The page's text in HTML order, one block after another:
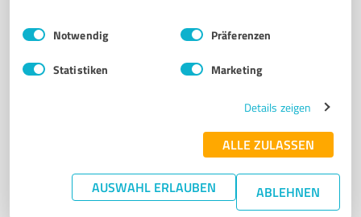
Impressum Datenschutzbestimmungen
Einwilligungsauswahl
Notwendig Präferenzen
Statistiken Marketing
Details zeigen
ALLE ZULASSEN
AUSWAHL ERLAUBEN ABLEHNEN
8Bewertungen (1 Quelle)
Bildung, Ausbildung & Weiterbildung
Carolus-Magnus Gymnasium Marsberg
Carolus-Magnus Gymnasium in Marsberg – Vielfältige
Bildung für junge Menschen
BILINGUAL